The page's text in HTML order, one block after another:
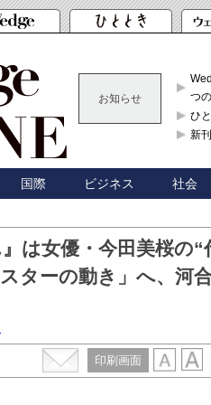
お知らせ
つ
ひ
新
国際 ビジネス 社会
は女優・今田美桜の
ターの動き」へ、河
印刷画面